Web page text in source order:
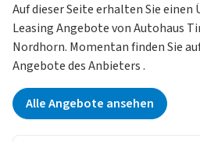
Auf dieser Seite erhalten Sie einen
Leasing Angebote von Autohaus
Nordhorn. Momentan finden Sie
Angebote des Anbieters .
Alle Angebote ansehen